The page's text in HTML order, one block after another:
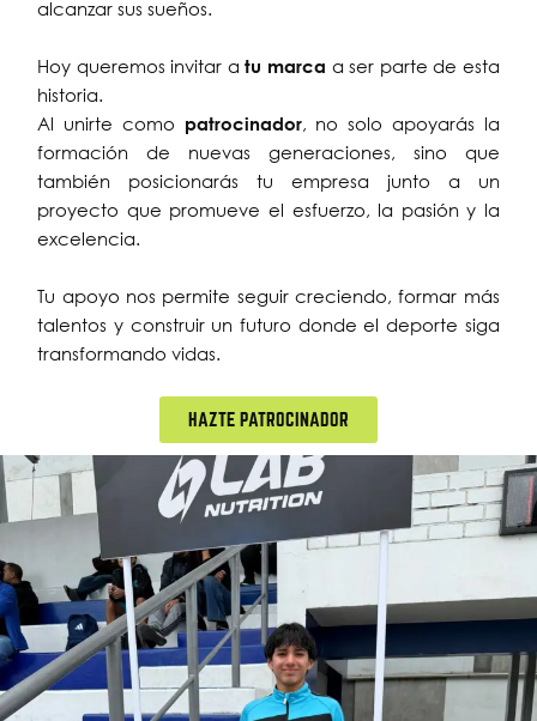
alcanzar sus sueños.
Hoy queremos invitar atu marca a ser parte de esta
historia.
Al unirte como patrocinador, no solo apoyarás la
formación de nuevas generaciones, sino que
también posicionarás tu empresa junto a un
proyecto que promueve el esfuerzo, la pasión y la
excelencia.
Tu apoyo nos permite seguir creciendo, formar más
talentos y construir un futuro donde el deporte siga
transformando vidas.
HAZTE PATROCINADOR